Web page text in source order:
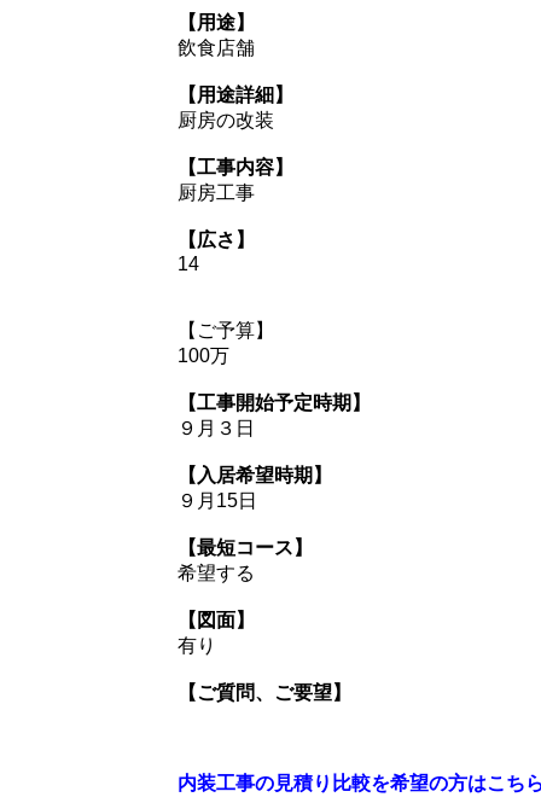
【用途】
飲食店舗
【用途詳細】
厨房の改装
【工事内容】
厨房工事
【広さ】
14
【ご予算】
100万
【工事開始予定時期】
９月３日
【入居希望時期】
９月15日
【最短コース】
希望する
【図面】
有り
【ご質問、ご要望】
内装工事の見積り比較を希望の方はこち